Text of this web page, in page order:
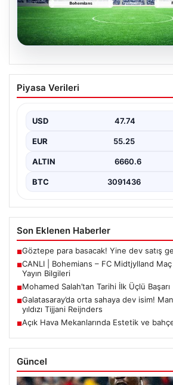
CANLI | Bohemians – FC
Maç Detayları ve Canlı
Ağustos 2026 tarihinde Dublin’deki
Piyasa Verileri
USD 47.74
EUR 55.25
ALTIN 6660.6
BTC 3091436
Son Eklenen Haberler
■Göztepe para basacak! Yine dev satış
■CANLI | Bohemians – FC Midtjylland Maç
Yayın Bilgileri
■Mohamed Salah’tan Tarihi İlk Üçlü Başarı
■Galatasaray’da orta sahaya dev isim!
yıldızı Tijjani Reijnders
■Açık Hava Mekanlarında Estetik ve
Güncel